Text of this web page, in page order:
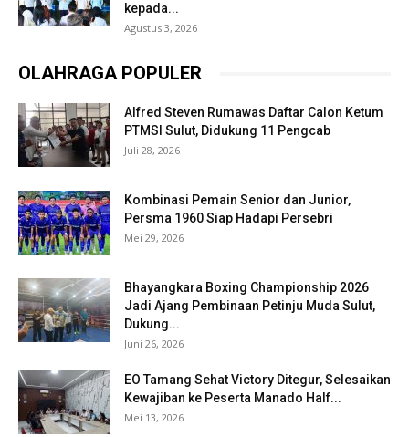
kepada...
Agustus 3, 2026
OLAHRAGA POPULER
Alfred Steven Rumawas Daftar Calon Ketum
PTMSI Sulut, Didukung 11 Pengcab
Juli 28, 2026
Kombinasi Pemain Senior dan Junior,
Persma 1960 Siap Hadapi Persebri
Mei 29, 2026
Bhayangkara Boxing Championship 2026
Jadi Ajang Pembinaan Petinju Muda Sulut,
Dukung...
Juni 26, 2026
EO Tamang Sehat Victory Ditegur, Selesaikan
Kewajiban ke Peserta Manado Half...
Mei 13, 2026